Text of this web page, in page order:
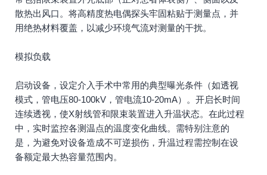
散热出风口。将高精度热电偶探头牢固粘贴于测量点，并
用绝热材料覆盖，以减少环境气流对测量的干扰。
模拟负载
启动设备，设定介入手术中常用的典型曝光条件（如透视
模式，管电压80-100kV，管电流10-20mA）。开启长时间
连续透视，使X射线管和限束装置进入升温状态。在此过程
中，实时监控各测温点的温度变化曲线。需特别注意的
是，为避免对设备造成不可逆损伤，升温过程需控制在设
备额定最大热容量范围内。